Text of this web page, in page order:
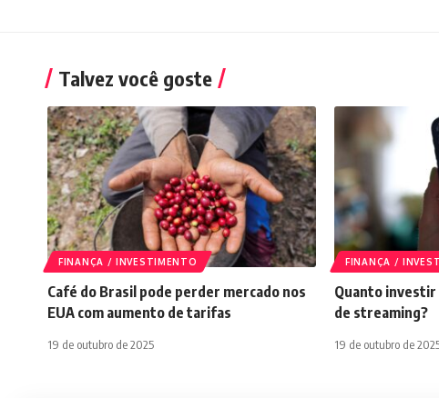
Talvez você goste
FINANÇA / INVESTIMENTO
Café do Brasil pode perder mercado nos
EUA com aumento de tarifas
19 de outubro de 2025
FINANÇA /
Quanto investir
de streaming?
19 de outubro de